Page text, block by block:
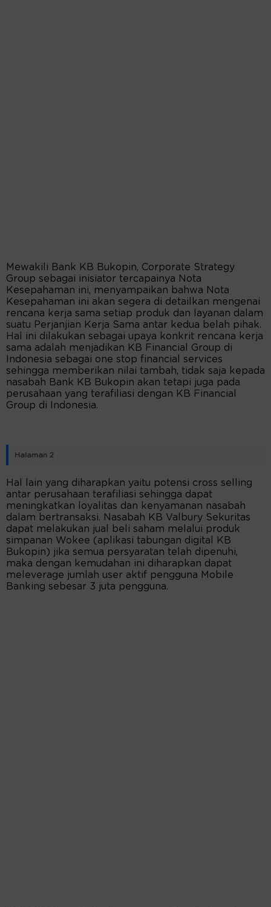
Mewakili Bank KB Bukopin, Corporate Strategy
Group sebagai inisiator tercapainya Nota
Kesepahaman ini, menyampaikan bahwa Nota
Kesepahaman ini akan segera di detailkan mengenai
rencana kerja sama setiap produk dan layanan dalam
suatu Perjanjian Kerja Sama antar kedua belah pihak.
Hal ini dilakukan sebagai upaya konkrit rencana kerja
sama adalah menjadikan KB Financial Group di
Indonesia sebagai one stop financial services
sehingga memberikan nilai tambah, tidak saja kepada
nasabah Bank KB Bukopin akan tetapi juga pada
perusahaan yang terafiliasi dengan KB Financial
Group di Indonesia.
Halaman 2
Hal lain yang diharapkan yaitu potensi cross selling
antar perusahaan terafiliasi sehingga dapat
meningkatkan loyalitas dan kenyamanan nasabah
dalam bertransaksi. Nasabah KB Valbury Sekuritas
dapat melakukan jual beli saham melalui produk
simpanan Wokee (aplikasi tabungan digital KB
Bukopin) jika semua persyaratan telah dipenuhi,
maka dengan kemudahan ini diharapkan dapat
meleverage jumlah user aktif pengguna Mobile
Banking sebesar 3 juta pengguna.